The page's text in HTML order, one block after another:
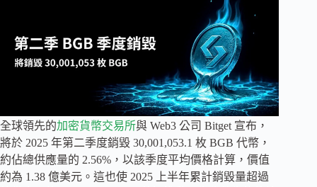
全球領先的加密貨幣交易所與 Web3 公司 Bitget 宣布，
將於 2025 年第二季度銷毀 30,001,053.1 枚 BGB 代幣，
約佔總供應量的 2.56%，以該季度平均價格計算，價值
約為 1.38 億美元。這也使 2025 上半年累計銷毀量超過